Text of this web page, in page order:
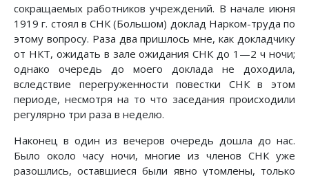
сокращаемых работников учреждений. В начале июня
1919 г. стоял в СНК (Большом) доклад Нарком-труда по
этому вопросу. Раза два пришлось мне, как докладчику
от НКТ, ожидать в зале ожидания СНК до 1—2 ч ночи;
однако очередь до моего доклада не доходила,
вследствие перегруженности повестки СНК в этом
периоде, несмотря на то что заседания происходили
регулярно три раза в неделю.
Наконец в один из вечеров очередь дошла до нас.
Было около часу ночи, многие из членов СНК уже
разошлись, оставшиеся были явно утомлены, только